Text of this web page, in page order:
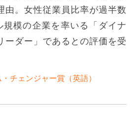
由。女性従業員比率が過半数
規模の企業を率いる「ダイナ
ーダー」であるとの評価を受
チェンジャー賞（英語）